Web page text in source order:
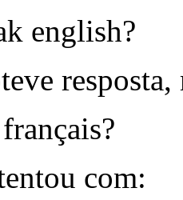
english?
com: